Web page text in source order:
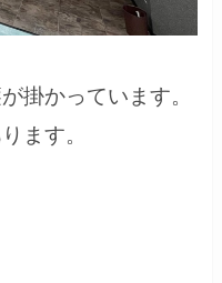
掛かっています。
ます。